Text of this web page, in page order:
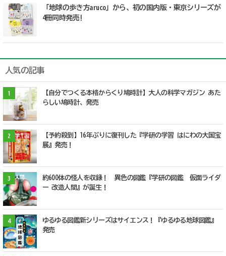
「地球の歩き方aruco」から、初の国内版・東京シリーズが
4冊同時発売!
人気の記事
1
【自分でつくる本格からくり鳩時計】大人の科学マガジン あた
らしい鳩時計、発売
2
【予約殺到】16年ぶりに復刊した『学研の学習 はにわの大国宝
展』発売！
3
約600体の怪人を収録！ 異色の図鑑『学研の図鑑 仮面ライダ
ー 改造人間』が誕生！
4
ゆるゆる図鑑新シリーズはサイエンス！『ゆるゆる地球図鑑』
発売